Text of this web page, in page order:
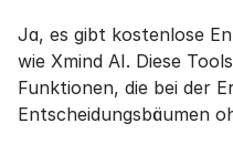
Ja, es gibt kostenlose
wie Xmind AI. Diese
Funktionen, die bei der
Entscheidungsbäumen